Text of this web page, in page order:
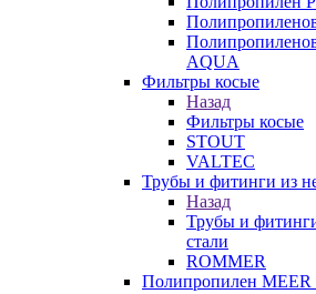
AQUA
Фильтры косые
Назад
Фильтры косые
STOUT
VALTEC
Трубы и фитинги из
Назад
Трубы и
стали
ROMMER
Полипропилен